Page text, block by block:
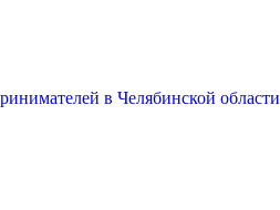
в Челябинской области